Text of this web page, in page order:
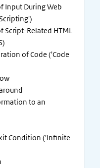
Input During Web
Script-Related HTML
of Code ('Code
to an
Condition ('Infinite